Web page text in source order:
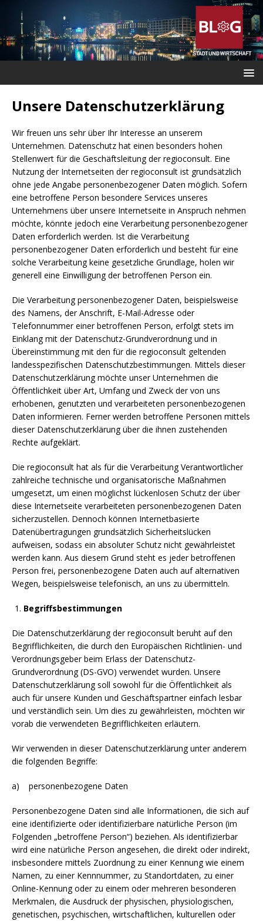
Unsere Datenschutzerklärung
Wir freuen uns sehr über Ihr Interesse an unserem
Unternehmen. Datenschutz hat einen besonders hohen
Stellenwert für die Geschäftsleitung der regioconsult. Eine
Nutzung der Internetseiten der regioconsult ist grundsätzlich
ohne jede Angabe personenbezogener Daten möglich. Sofern
eine betroffene Person besondere Services unseres
Unternehmens über unsere Internetseite in Anspruch nehmen
möchte, könnte jedoch eine Verarbeitung personenbezogener
Daten erforderlich werden. Ist die Verarbeitung
personenbezogener Daten erforderlich und besteht für eine
solche Verarbeitung keine gesetzliche Grundlage, holen wir
generell eine Einwilligung der betroffenen Person ein.
Die Verarbeitung personenbezogener Daten, beispielsweise
des Namens, der Anschrift, E-Mail-Adresse oder
Telefonnummer einer betroffenen Person, erfolgt stets im
Einklang mit der Datenschutz-Grundverordnung und in
Übereinstimmung mit den für die regioconsult geltenden
landesspezifischen Datenschutzbestimmungen. Mittels dieser
Datenschutzerklärung möchte unser Unternehmen die
Öffentlichkeit über Art, Umfang und Zweck der von uns
erhobenen, genutzten und verarbeiteten personenbezogenen
Daten informieren. Ferner werden betroffene Personen mittels
dieser Datenschutzerklärung über die ihnen zustehenden
Rechte aufgeklärt.
Die regioconsult hat als für die Verarbeitung Verantwortlicher
zahlreiche technische und organisatorische Maßnahmen
umgesetzt, um einen möglichst lückenlosen Schutz der über
diese Internetseite verarbeiteten personenbezogenen Daten
sicherzustellen. Dennoch können Internetbasierte
Datenübertragungen grundsätzlich Sicherheitslücken
aufweisen, sodass ein absoluter Schutz nicht gewährleistet
werden kann. Aus diesem Grund steht es jeder betroffenen
Person frei, personenbezogene Daten auch auf alternativen
Wegen, beispielsweise telefonisch, an uns zu übermitteln.
Begriffsbestimmungen
Die Datenschutzerklärung der regioconsult beruht auf den
Begrifflichkeiten, die durch den Europäischen Richtlinien- und
Verordnungsgeber beim Erlass der Datenschutz-
Grundverordnung (DS-GVO) verwendet wurden. Unsere
Datenschutzerklärung soll sowohl für die Öffentlichkeit als
auch für unsere Kunden und Geschäftspartner einfach lesbar
und verständlich sein. Um dies zu gewährleisten, möchten wir
vorab die verwendeten Begrifflichkeiten erläutern.
Wir verwenden in dieser Datenschutzerklärung unter anderem
die folgenden Begriffe:
a) personenbezogene Daten
Personenbezogene Daten sind alle Informationen, die sich auf
eine identifizierte oder identifizierbare natürliche Person (im
Folgenden „betroffene Person“) beziehen. Als identifizierbar
wird eine natürliche Person angesehen, die direkt oder indirekt,
insbesondere mittels Zuordnung zu einer Kennung wie einem
Namen, zu einer Kennnummer, zu Standortdaten, zu einer
Online-Kennung oder zu einem oder mehreren besonderen
Merkmalen, die Ausdruck der physischen, physiologischen,
genetischen, psychischen, wirtschaftlichen, kulturellen oder